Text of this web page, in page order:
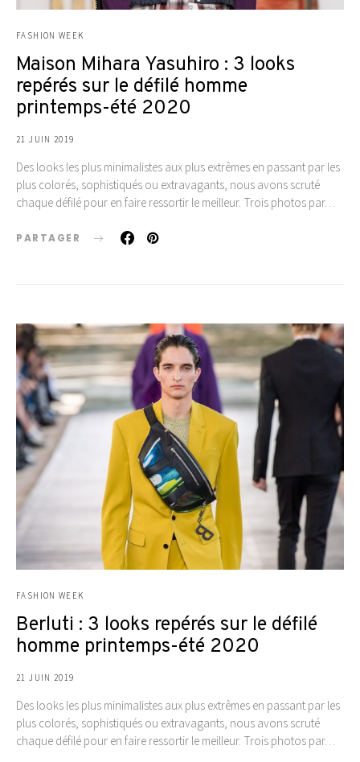
FASHION WEEK
Maison Mihara Yasuhiro : 3 looks
repérés sur le défilé homme
printemps-été 2020
21 JUIN 2019
Des looks les plus minimalistes aux plus extrêmes en passant par les
plus colorés, sophistiqués ou extravagants, nous avons scruté
chaque défilé pour en faire ressortir le meilleur. Trois photos par…
PARTAGER
FASHION WEEK
Berluti : 3 looks repérés sur le défilé
homme printemps-été 2020
21 JUIN 2019
Des looks les plus minimalistes aux plus extrêmes en passant par les
plus colorés, sophistiqués ou extravagants, nous avons scruté
chaque défilé pour en faire ressortir le meilleur. Trois photos par…